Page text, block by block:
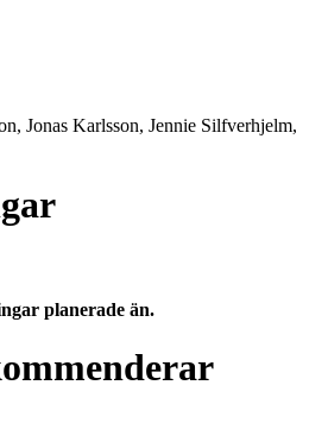
Jonas Karlsson, Jennie Silfverhjelm,
planerade än.